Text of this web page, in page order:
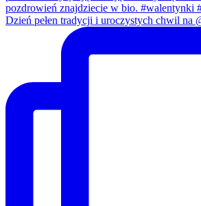
Dzień pełen tradycji i uroczystych chwil na